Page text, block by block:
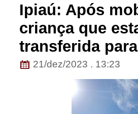
Ipiaú: Após
criança que
transferida
21/dez/2023 . 13:23